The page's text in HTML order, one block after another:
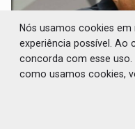
PF ESTÁ
escolhe Alfredo
Nós usamos cookies
experiência possível. Ao
concorda com esse
como usamos cookies,